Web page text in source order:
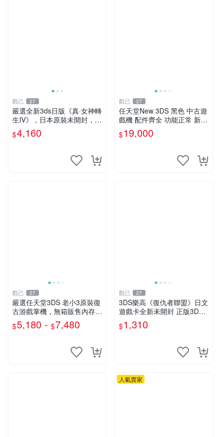
觀己 27
嚴選全新3ds日版《真·女神轉
生IV》，日本原裝未開封，附
原廠袋，收藏佳品 記憶卡 測
試良好 日本直送 3ds 真女神
$4,160
觀己 27
任天堂New 3DS 黑色 中古遊
戲機 配件齊全 功能正常 新小
三 日版 中古任天堂3DS 黑色
配件齊全 良品 白屏 任天堂N
$19,000
觀己 27
嚴選任天堂3DS 老小3原裝復
古游戲掌機，無箱販售內存卡
另購。購時可配熱門游戲與主
題。多色齊全，含紅、藍、
$5,180 - $7,480
觀己 27
3DS樂高《復仇者聯盟》日文
遊戲卡全新未開封 正版3DS
游戲 復仇者聯盟 樂高 3DS游
戲
$1,310
人氣賣家